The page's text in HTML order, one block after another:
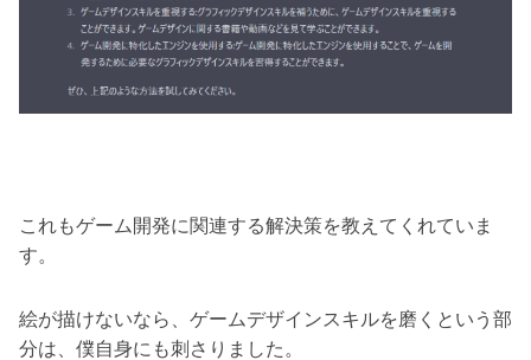
これもゲーム開発に関連する解決策を教えてくれていま
す。
絵が描けないなら、ゲームデザインスキルを磨くという部
分は、僕自身にも刺さりました。